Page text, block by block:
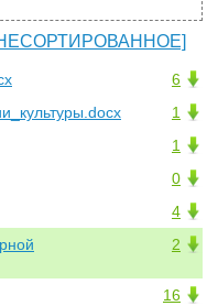
6
1
1
0
4
2
16